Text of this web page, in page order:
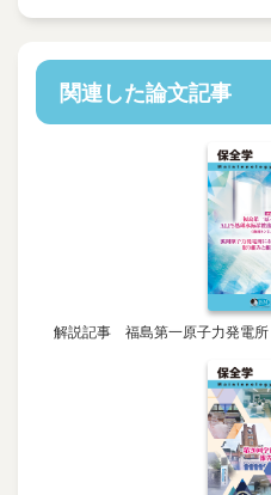
関連した論文記事
解説記事 福島第一原子力発電所